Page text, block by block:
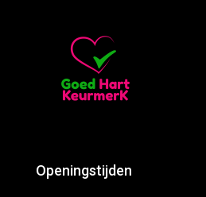
Openingstijden